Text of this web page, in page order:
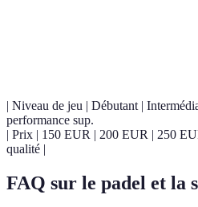
| Niveau de jeu | Débutant |
performance sup.
| Prix | 150 EUR | 200 EUR | 250
qualité |
FAQ sur le padel et la